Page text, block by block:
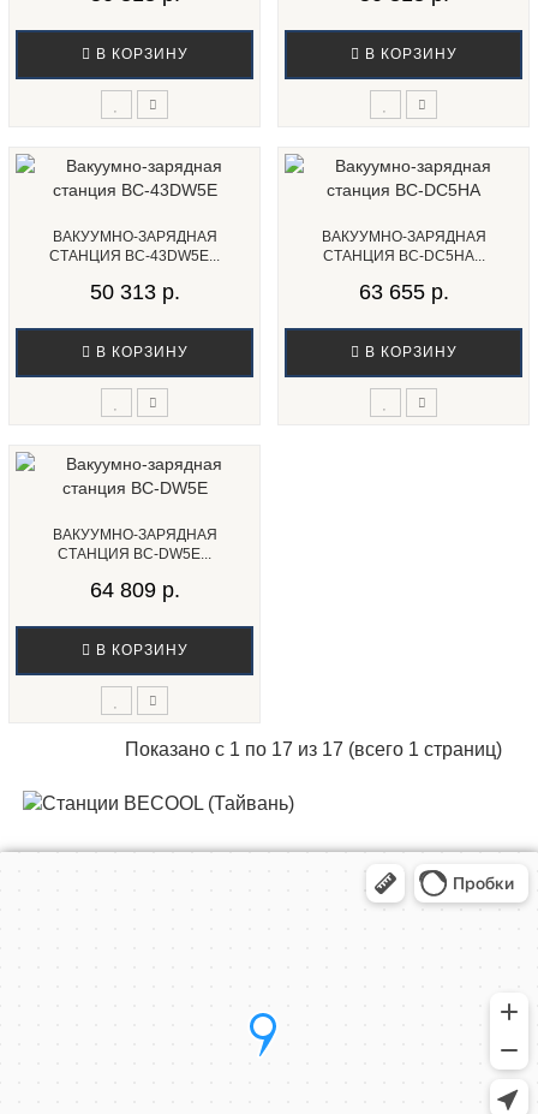
В КОРЗИНУ В КОРЗИНУ
ВАКУУМНО-ЗАРЯДНАЯ
СТАНЦИЯ BC-43DW5E...
50 313 р.
В КОРЗИНУ
ВАКУУМНО-ЗАРЯДНАЯ
СТАНЦИЯ BC-DC5HA...
63 655 р.
В КОРЗИНУ
ВАКУУМНО-ЗАРЯДНАЯ
СТАНЦИЯ BC-DW5E...
64 809 р.
В КОРЗИНУ
Показано с 1 по 17 из 17 (всего 1 страниц)